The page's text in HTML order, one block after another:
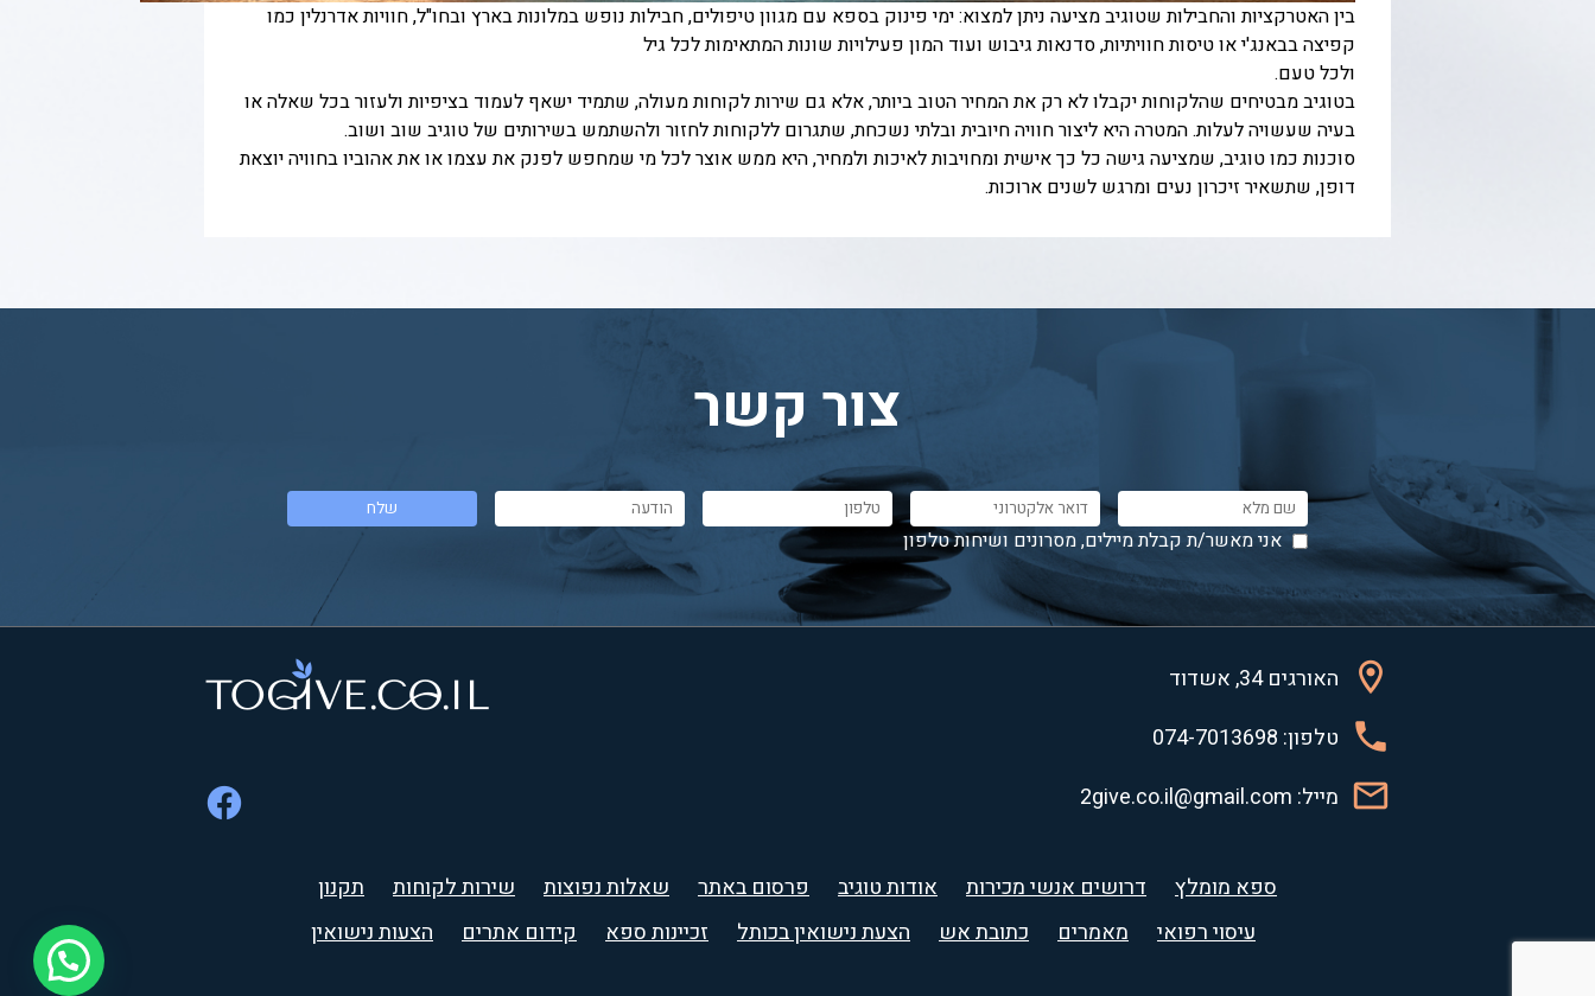
בין האטרקציות והחבילות שטוגיב מציעה ניתן למצוא: ימי פינוק בספא עם מגוון טיפולים, חבילות נופש במלונות בארץ ובחו"ל, חוויות אדרנלין כמו
קפיצה בבאנג'י או טיסות חוויתיות, סדנאות גיבוש ועוד המון פעילויות שונות המתאימות לכל גיל
ולכל טעם.
בטוגיב מבטיחים שהלקוחות יקבלו לא רק את המחיר הטוב ביותר, אלא גם שירות לקוחות מעולה, שתמיד ישאף לעמוד בציפיות ולעזור בכל שאלה או
בעיה שעשויה לעלות. המטרה היא ליצור חוויה חיובית ובלתי נשכחת, שתגרום ללקוחות לחזור ולהשתמש בשירותים של טוגיב שוב ושוב.
סוכנות כמו טוגיב, שמציעה גישה כל כך אישית ומחויבות לאיכות ולמחיר, היא ממש אוצר לכל מי שמחפש לפנק את עצמו או את אהוביו בחוויה יוצאת
דופן, שתשאיר זיכרון נעים ומרגש לשנים ארוכות.
צור קשר
אני מאשר/ת קבלת מיילים, מסרונים ושיחות טלפון
האורגים 34, אשדוד
טלפון: 074-7013698
מייל: 2give.co.il@gmail.com
ספא מומלץ דרושים אנשי מכירות אודות טוגיב פרסום באתר שאלות נפוצות שירות לקוחות
תקנון
עיסוי רפואי
מאמרים כתובת אש הצעת נישואין בכותל זכיינות ספא קידום אתרים הצעות נישואין